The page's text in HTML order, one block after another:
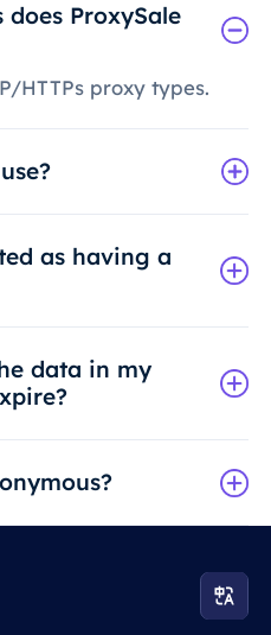
ProxySale
HTTPs proxy types.
as having a
data in my